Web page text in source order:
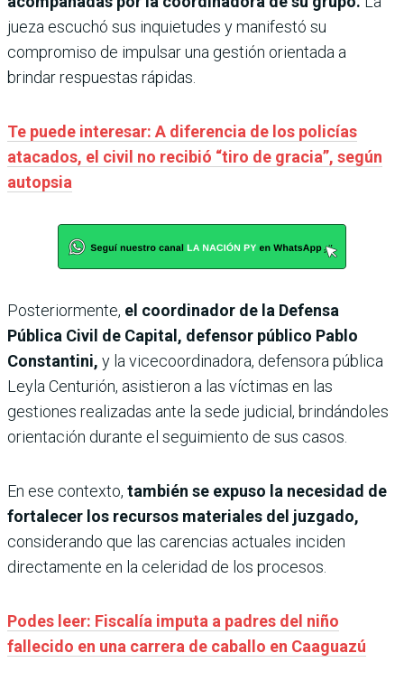
jueza escuchó sus inquietudes y manifestó su
compromiso de impulsar una gestión orientada a
brindar respuestas rápidas.
Te puede interesar: A diferencia de los policías
atacados, el civil no recibió “tiro de gracia”, según
autopsia
Posteriormente, el coordinador de la Defensa
Pública Civil de Capital, defensor público Pablo
Constantini, y la vicecoordinadora, defensora pública
Leyla Centurión, asistieron a las víctimas en las
gestiones realizadas ante la sede judicial, brindándoles
orientación durante el seguimiento de sus casos.
En ese contexto, también se expuso la necesidad de
fortalecer los recursos materiales del juzgado,
considerando que las carencias actuales inciden
directamente en la celeridad de los procesos.
Podes leer: Fiscalía imputa a padres del niño
fallecido en una carrera de caballo en Caaguazú